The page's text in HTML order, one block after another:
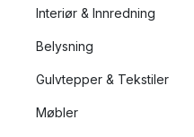
Interiør & Innredning
Belysning
Gulvtepper & Tekstiler
Møbler